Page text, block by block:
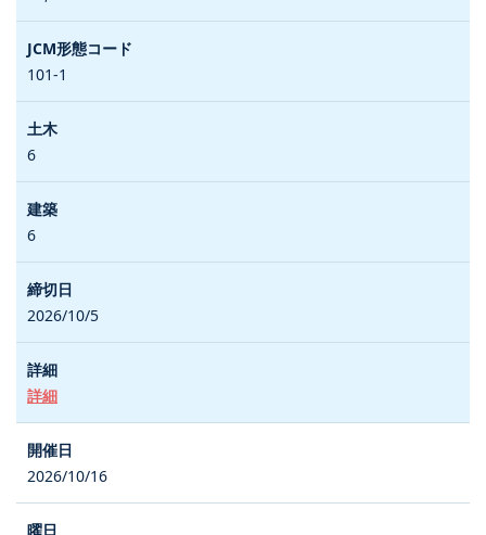
101-1
6
6
2026/10/5
詳細
2026/10/16